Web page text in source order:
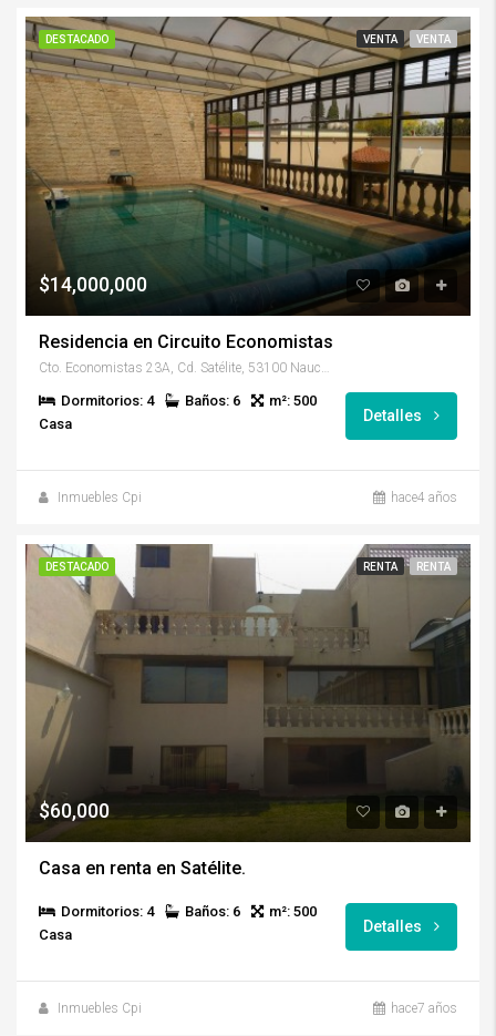
DESTACADO VENTA VENTA
$14,000,000
Residencia en Circuito Economistas
Cto. Economistas 23A, Cd. Satélite, 53100 Naucalpan de Juárez, Méx., México
Dormitorios: 4 Baños: 6
m²: 500
Casa
Detalles
Inmuebles Cpi hace4 años
DESTACADO RENTA RENTA
$60,000
Casa en renta en Satélite.
Dormitorios: 4 Baños: 6
m²: 500
Casa
Detalles
Inmuebles Cpi hace7 años